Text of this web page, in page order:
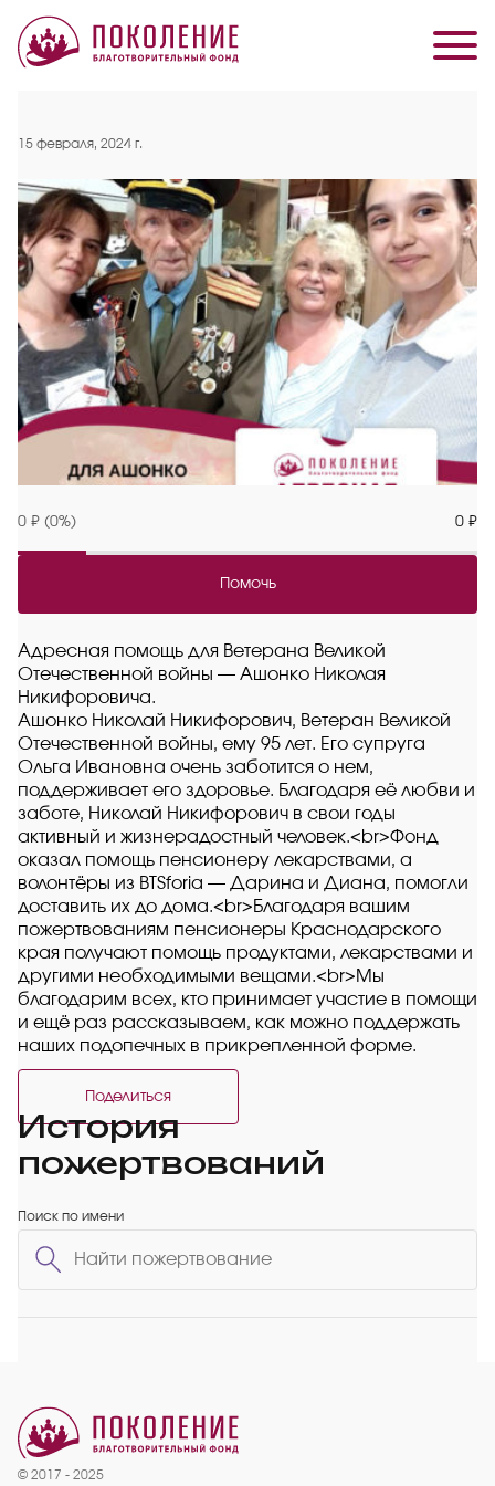
15 февраля, 2024 г.
0 ₽ (0%) 0 ₽
Помочь
Адресная помощь для Ветерана Великой
Отечественной войны — Ашонко Николая
Никифоровича.
Ашонко Николай Никифорович, Ветеран Великой
Отечественной войны, ему 95 лет. Его супруга
Ольга Ивановна очень заботится о нем,
поддерживает его здоровье. Благодаря её любви и
заботе, Николай Никифорович в свои годы
активный и жизнерадостный человек.<br>Фонд
оказал помощь пенсионеру лекарствами, а
волонтёры из BTSforia — Дарина и Диана, помогли
доставить их до дома.<br>Благодаря вашим
пожертвованиям пенсионеры Краснодарского
края получают помощь продуктами, лекарствами и
другими необходимыми вещами.<br>Мы
благодарим всех, кто принимает участие в помощи
и ещё раз рассказываем, как можно поддержать
наших подопечных в прикрепленной форме.
Поделиться
История
пожертвований
Поиск по имени
© 2017 - 2025